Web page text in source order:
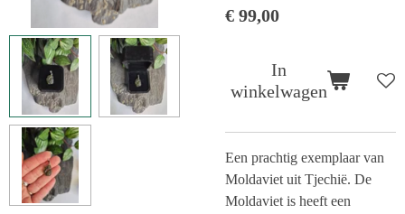
€ 99,00
In
winkelwagen
Een prachtig exemplaar van
Moldaviet uit Tjechië. De
Moldaviet is heeft een